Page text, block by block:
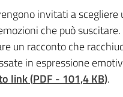
invitati a scegliere
che può
un racconto che
in espressione
link(PDF - 101,4 KB).